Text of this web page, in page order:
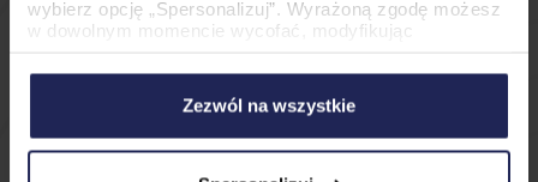
wybierz opcję „Spersonalizuj”. Wyrażoną zgodę możesz
w dowolnym momencie wycofać, modyfikując
Korzystanie z plików cookie w wymienionych celach
wiąże się z przetwarzaniem Twoich danych osobowych.
Administratorem tych danych jest PromoAgency sp. z
o.o., a w niektórych przypadkach także nasi partnerzy.
Szczegółowe informacje na temat stosowania cookie
Zezwól na wszystkie
wykorzystują moc personalizacji.
rozpoznając, że jeden rozmiar nie pasuje
do wszystkich. Projektowanie odgrywa